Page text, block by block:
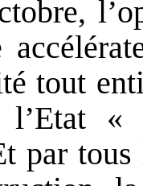
tout
l’Etat
par